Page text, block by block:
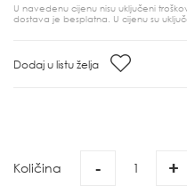
U navedenu cijenu nisu uključeni
dostava je besplatna. U cijenu su
Dodaj u listu želja
Količina - +